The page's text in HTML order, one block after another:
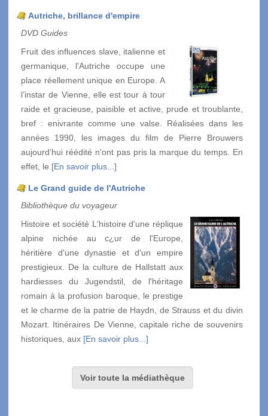
Autriche, brillance d'empire
DVD Guides
Fruit des influences slave, italienne et
germanique, l'Autriche occupe une
place réellement unique en Europe. A
l’instar de Vienne, elle est tour à tour
raide et gracieuse, paisible et active, prude et troublante,
bref : enivrante comme une valse. Réalisées dans les
années 1990, les images du film de Pierre Brouwers
aujourd’hui réédité n'ont pas pris la marque du temps. En
effet, le [En savoir plus...]
Le Grand guide de l'Autriche
Bibliothèque du voyageur
Histoire et société L'histoire d'une réplique
alpine nichée au c¿ur de l'Europe,
héritière d'une dynastie et d'un empire
prestigieux. De la culture de Hallstatt aux
hardiesses du Jugendstil, de l'héritage
romain à la profusion baroque, le prestige
et le charme de la patrie de Haydn, de Strauss et du divin
Mozart. Itinéraires De Vienne, capitale riche de souvenirs
historiques, aux [En savoir plus...]
Voir toute la médiathèque